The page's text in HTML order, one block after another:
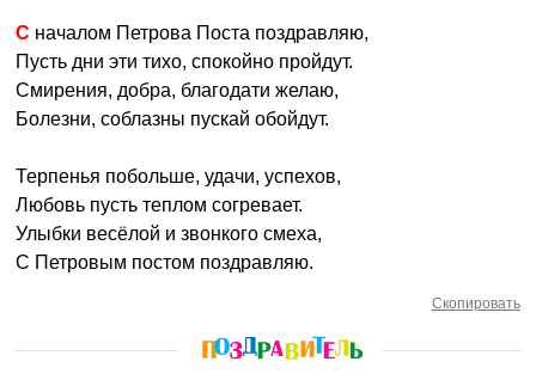
С началом Петрова Поста поздравляю,
Пусть дни эти тихо, спокойно пройдут.
Смирения, добра, благодати желаю,
Болезни, соблазны пускай обойдут.
Терпенья побольше, удачи, успехов,
Любовь пусть теплом согревает.
Улыбки весёлой и звонкого смеха,
С Петровым постом поздравляю.
Скопировать